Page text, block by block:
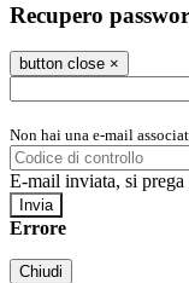
Recupero
button close ×
Non hai una e-mail
E-mail inviata, si
Errore
Chiudi